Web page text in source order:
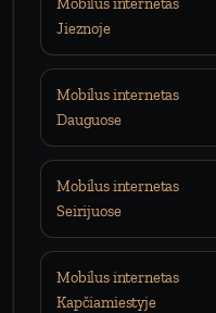
Jieznoje
Mobilus internetas
Dauguose
Mobilus internetas
Seirijuose
Mobilus internetas
Kapčiamiestyje